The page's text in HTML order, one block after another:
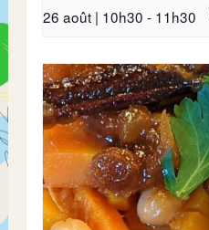
26 août | 10h30 - 11h30